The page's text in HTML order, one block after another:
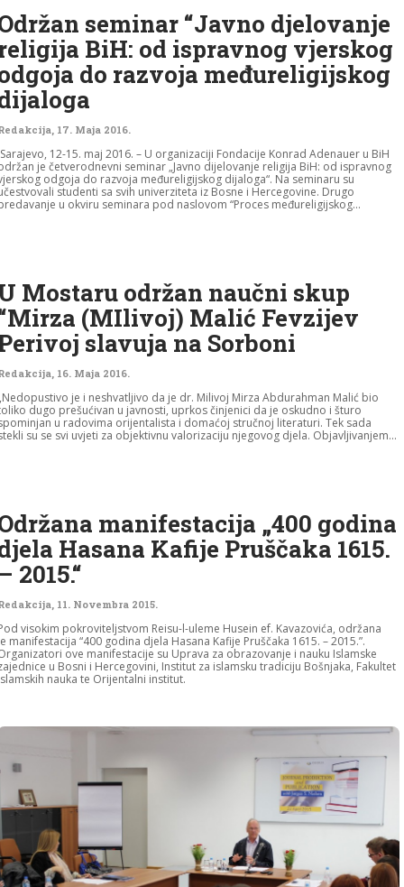
seminar “Javno djelovanje
BiH: od ispravnog vjerskog
do razvoja međureligijskog
, 17. Maja 2016.
12-15. maj 2016. – U organizaciji Fondacije Konrad Adenauer u BiH
je četverodnevni seminar „Javno dijelovanje religija BiH: od ispravnog
odgoja do razvoja međureligijskog dijaloga“. Na seminaru su
studenti sa svih univerziteta iz Bosne i Hercegovine. Drugo
u okviru seminara pod naslovom “Proces međureligijskog...
Mostaru održan naučni skup
(MIlivoj) Malić Fevzijev
slavuja na Sorboni
, 16. Maja 2016.
je i neshvatljivo da je dr. Milivoj Mirza Abdurahman Malić bio
dugo prešućivan u javnosti, uprkos činjenici da je oskudno i šturo
u radovima orijentalista i domaćoj stručnoj literaturi. Tek sada
su se svi uvjeti za objektivnu valorizaciju njegovog djela. Objavljivanjem...
manifestacija „400 godina
Hasana Kafije Pruščaka 1615.
2015.“
, 11. Novembra 2015.
visokim pokroviteljstvom Reisu-l-uleme Husein ef. Kavazovića, održana
manifestacija “400 godina djela Hasana Kafije Pruščaka 1615. – 2015.”.
ove manifestacije su Uprava za obrazovanje i nauku Islamske
u Bosni i Hercegovini, Institut za islamsku tradiciju Bošnjaka, Fakultet
nauka te Orijentalni institut.